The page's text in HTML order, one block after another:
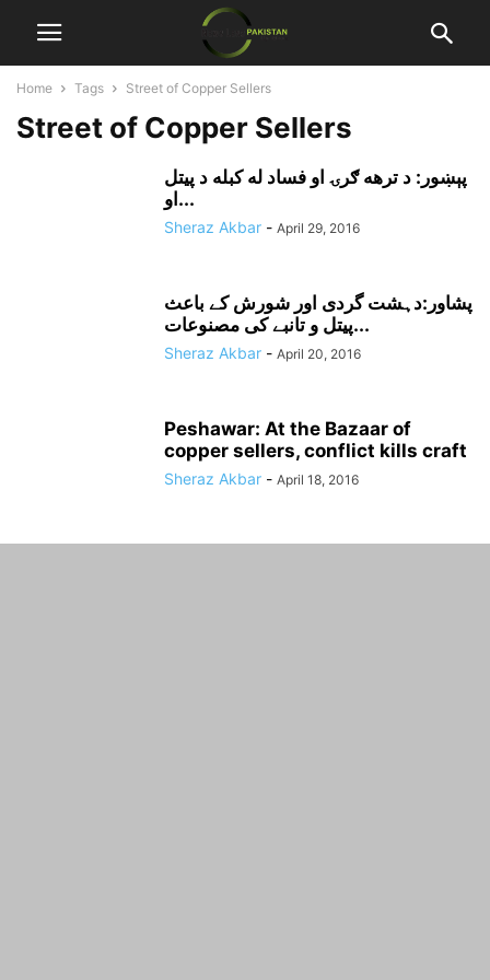
Home Tags Street of Copper Sellers
Street of Copper Sellers
پېښور: د ترهه ګرۍ او فساد له کبله د پيتل
او...
Sheraz Akbar - April 29, 2016
پشاور:دہشت گردی اور شورش کے باعث
پیتل و تانبے کی مصنوعات...
Sheraz Akbar - April 20, 2016
Peshawar: At the Bazaar of
copper sellers, conflict kills craft
Sheraz Akbar - April 18, 2016